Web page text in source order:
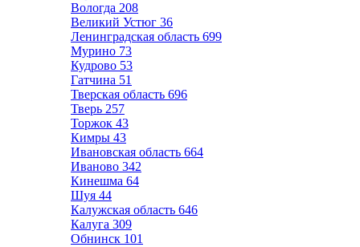
Вологда 208
Великий Устюг 36
Ленинградская область 699
Мурино 73
Кудрово 53
Гатчина 51
Тверская область 696
Тверь 257
Торжок 43
Кимры 43
Ивановская область 664
Иваново 342
Кинешма 64
Шуя 44
Калужская область 646
Калуга 309
Обнинск 101